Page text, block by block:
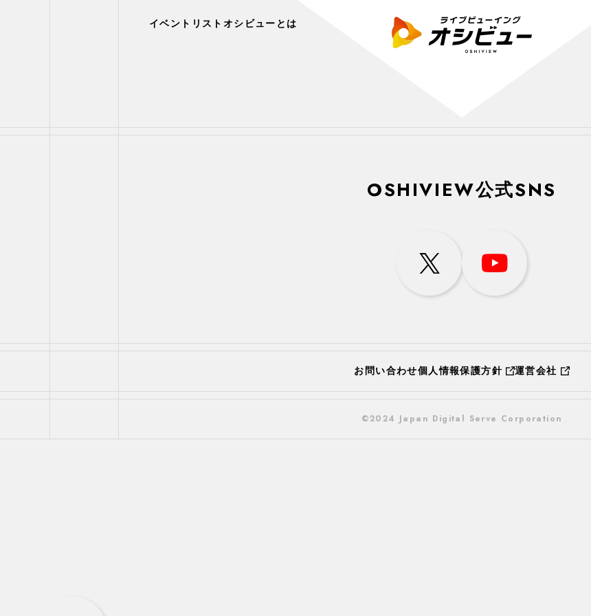
イベントリスト オシビューとは
OSHIVIEW公式SNS
お問い合わせ個人情報保護方針 運営会社
©2024 Japan Digital Serve Corporation